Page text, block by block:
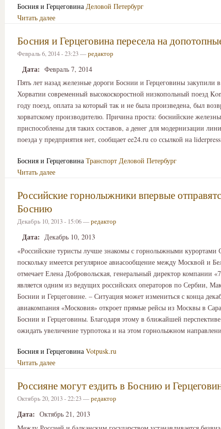
Босния и Герцеговина Деловой Петербург
Читать далее
Босния и Герцеговина пересела на
Февраль 6, 2014 - 23:23 —редактор
Дата: Февраль 7, 2014
Пять лет назад железные дороги Боснии и Герцеговины закупили
Хорватии современный высокоскоростной низкопольный поезд
году поезд, оплата за который так и не была произведена, был
хорватскому производителю. Причина проста: боснийские
приспособлены для таких составов, а денег для модернизации
поезда у предприятия нет, сообщает ee24.ru со ссылкой на
Босния и Герцеговина Транспорт Деловой Петербург
Читать далее
Российские горнолыжники впервые
Боснию
Декабрь 10, 2013 - 15:06 —редактор
Дата: Декабрь 10, 2013
«Российские туристы лучше знакомы с горнолыжными курортами
поскольку имеется регулярное авиасообщение между Москвой и
отмечает Елена Добровольская, генеральный директор компании
является одним из ведущих российских операторов по Сербии,
Боснии и Герцеговине. – Ситуация может измениться с конца
авиакомпания «Московия» откроет прямые рейсы из Москвы в
Боснии и Герцеговины. Благодаря этому в ближайшей
ожидать увеличение турпотока и на этом горнолыжном
Босния и Герцеговина Votpusk.ru
Читать далее
Россияне могут ездить в Боснию и
Октябрь 20, 2013 - 22:23 —редактор
Дата: Октябрь 21, 2013